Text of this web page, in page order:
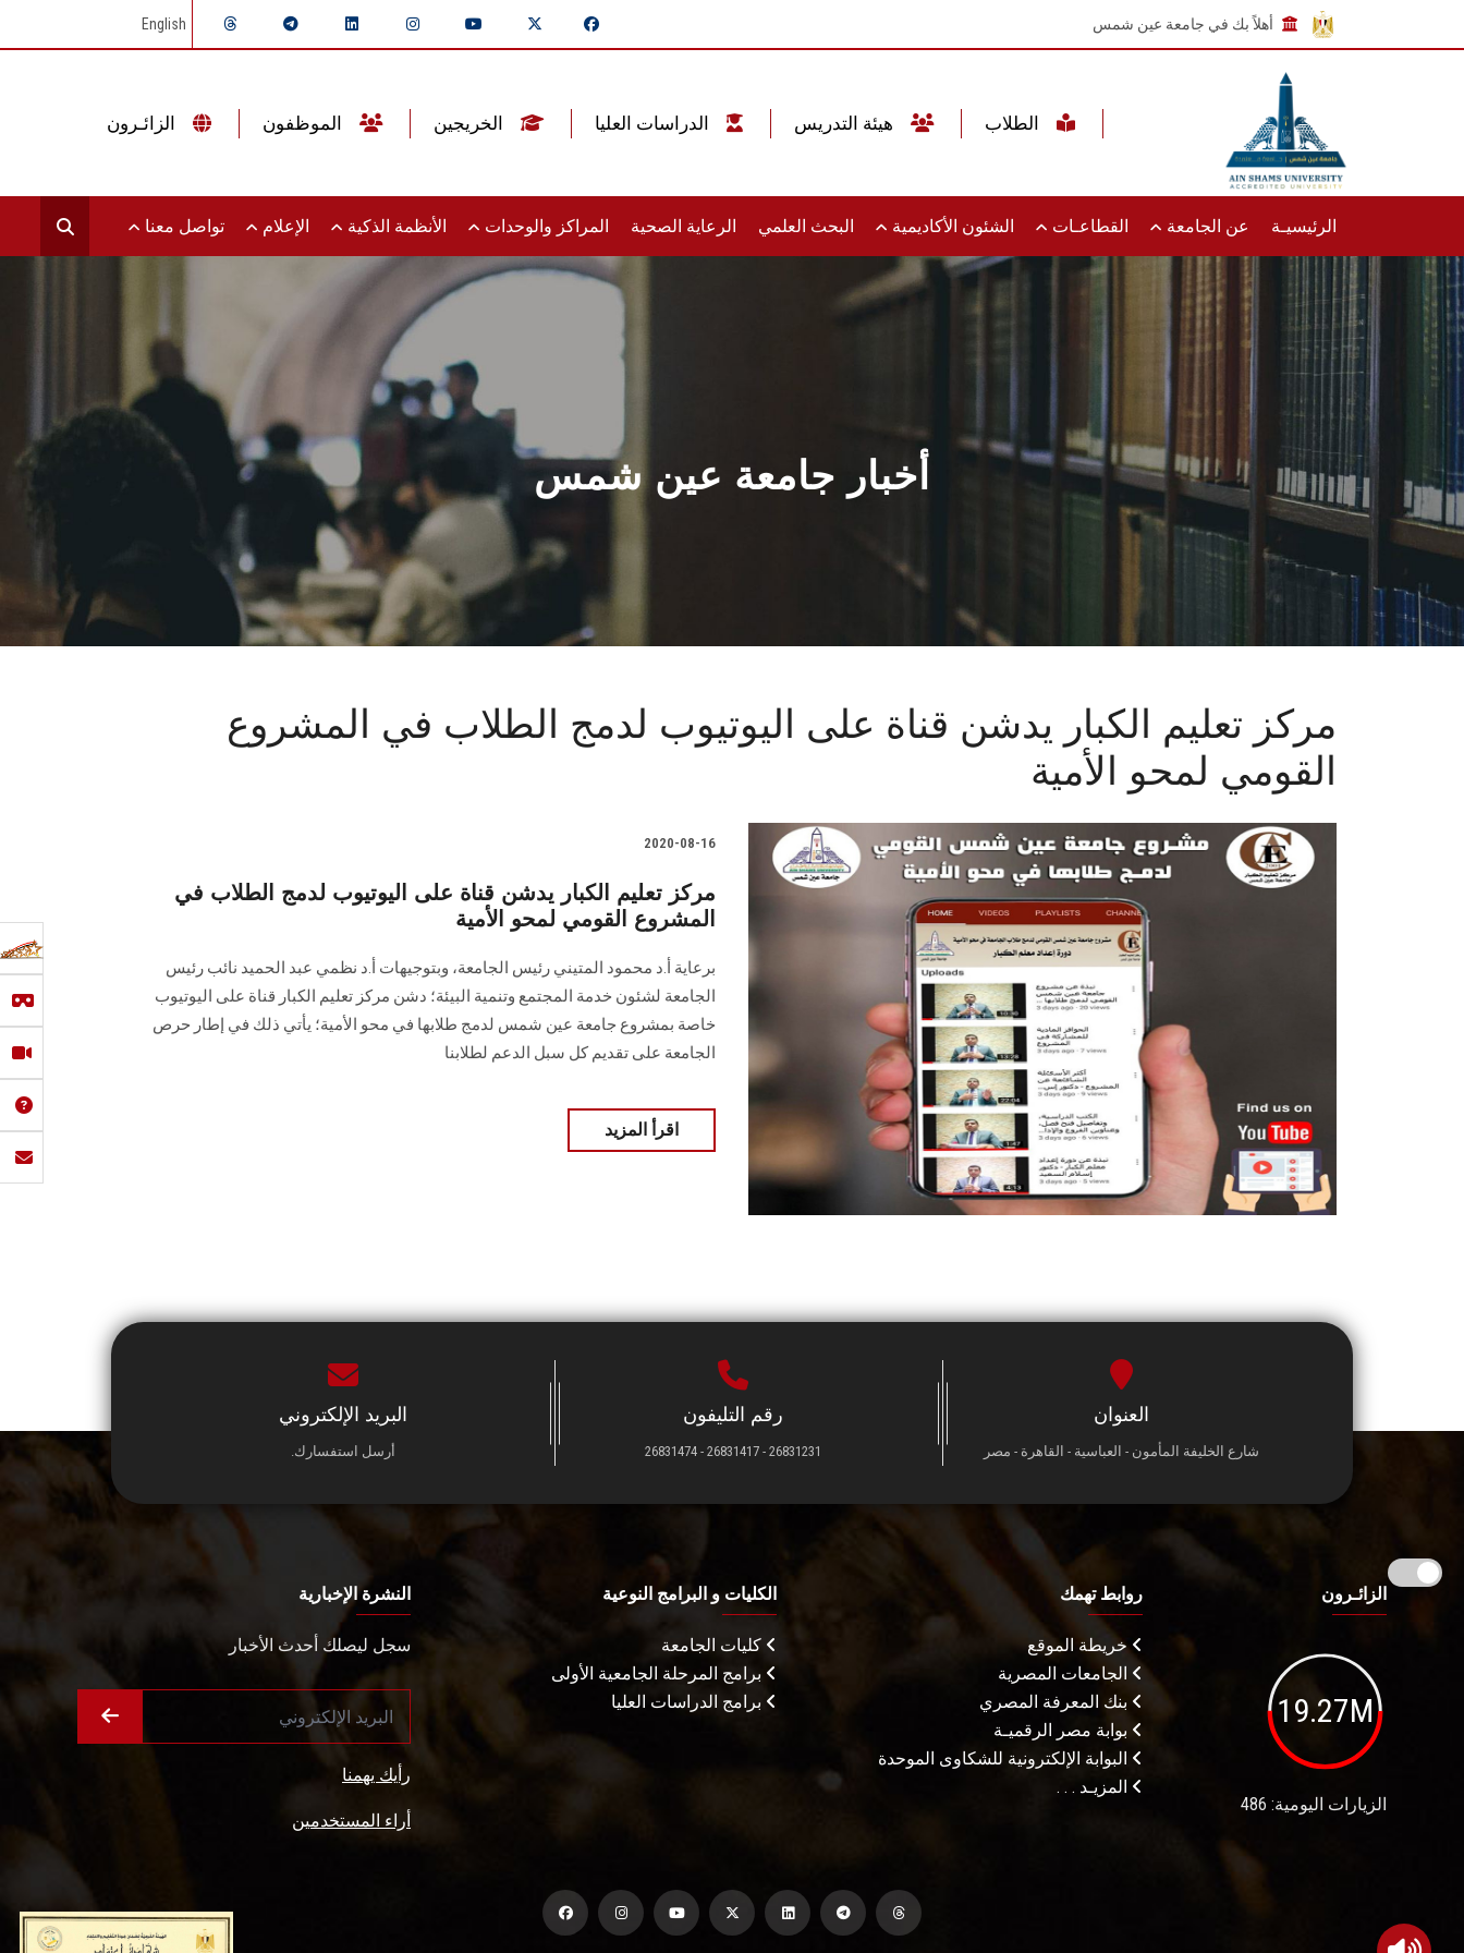
أهلاً بك في جامعة عين شمس English
الرئيسيـة عن الجامعة القطاعـات الشئون الأكاديمية البحث العلمي الرعاية الصحية المراكز والوحدات الأنظمة الذكية الإعلام تواصل معنا
أخبار جامعة عين شمس
مركز تعليم الكبار يدشن قناة على اليوتيوب لدمج الطلاب في المشروع
القومي لمحو الأمية
2020-08-16
مركز تعليم الكبار يدشن قناة على اليوتيوب لدمج الطلاب في
المشروع القومي لمحو الأمية
برعاية أ.د محمود المتيني رئيس الجامعة، وبتوجيهات أ.د نظمي عبد الحميد نائب رئيس
الجامعة لشئون خدمة المجتمع وتنمية البيئة؛ دشن مركز تعليم الكبار قناة على اليوتيوب
خاصة بمشروع جامعة عين شمس لدمج طلابها في محو الأمية؛ يأتي ذلك في إطار حرص
الجامعة على تقديم كل سبل الدعم لطلابنا
اقرأ المزيد
العنوان
شارع الخليفة المأمون - العباسية - القاهرة - مصر
رقم التليفون
26831231 - 26831417 - 26831474
البريد الإلكتروني
أرسل استفسارك.
الزائـرون
19.27M
الزيارات اليومية: 486
روابط تهمك
خريطة الموقع
الجامعات المصرية
بنك المعرفة المصري
بوابة مصر الرقميـة
البوابة الإلكترونية للشكاوى الموحدة
المزيـد . . .
الكليات و البرامج النوعية
كليات الجامعة
برامج المرحلة الجامعية الأولى
برامج الدراسات العليا
النشرة الإخبارية
سجل ليصلك أحدث الأخبار
رأيك يهمنا
أراء المستخدمين